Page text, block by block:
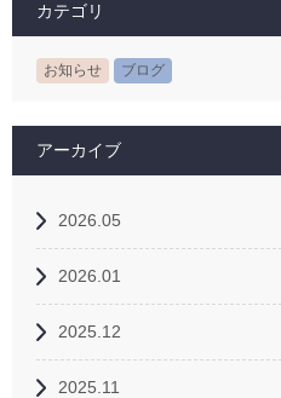
カテゴリ
お知らせ ブログ
アーカイブ
2026.05
2026.01
2025.12
2025.11